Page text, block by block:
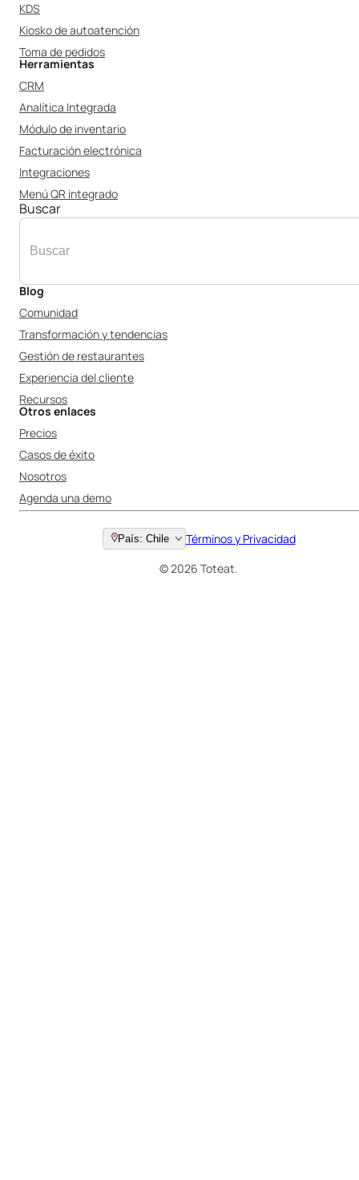
KDS
Kiosko de autoatención
Toma de pedidos
Herramientas
CRM
Analítica Integrada
Módulo de inventario
Facturación electrónica
Integraciones
Menú QR integrado
Buscar
Blog
Comunidad
Transformación y tendencias
Gestión de restaurantes
Experiencia del cliente
Recursos
Otros enlaces
Precios
Casos de éxito
Nosotros
Agenda una demo
País: Chile
Términos y Privacidad
© 2026 Toteat.